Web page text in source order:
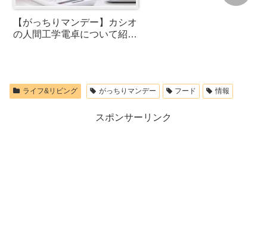
【がっちりマンデー】カシオ
の人間工学電卓について紹
ライフ&リビング がっちりマンデー フード 情報
スポンサーリンク